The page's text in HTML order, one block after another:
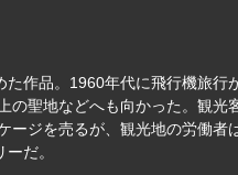
作品。1960年代に飛行機旅行
聖地などへも向かった。観光
ジを売るが、観光地の労働者
だ。